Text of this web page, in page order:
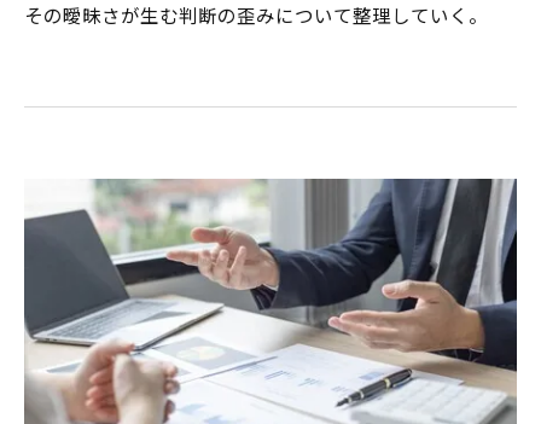
その曖昧さが生む判断の歪みについて整理していく。